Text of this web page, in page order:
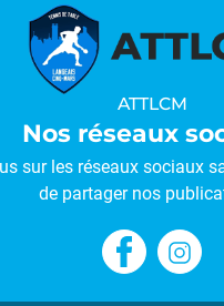
ATTLCM
Nos réseaux
sur les réseaux sociaux
de partager nos